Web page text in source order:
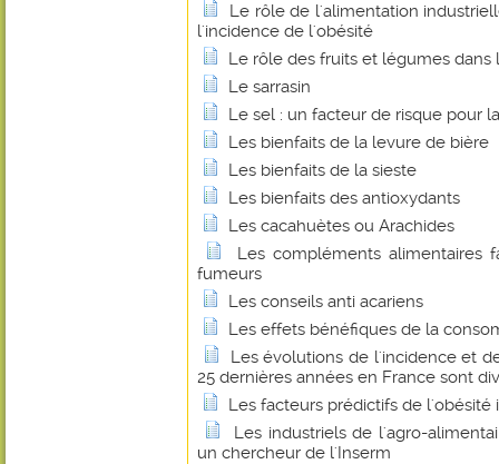
Le rôle de l'alimentation
l'incidence de l'obésité
Le rôle des fruits et légumes
Le sarrasin
Le sel : un facteur de risque pour
Les bienfaits de la levure de bière
Les bienfaits de la sieste
Les bienfaits des antioxydants
Les cacahuètes ou Arachides
Les compléments alimentaires
fumeurs
Les conseils anti acariens
Les effets bénéfiques de la
Les évolutions de l'incidence et
25 dernières années en France sont
Les facteurs prédictifs de l'obésité
Les industriels de l'agro-
un chercheur de l'Inserm